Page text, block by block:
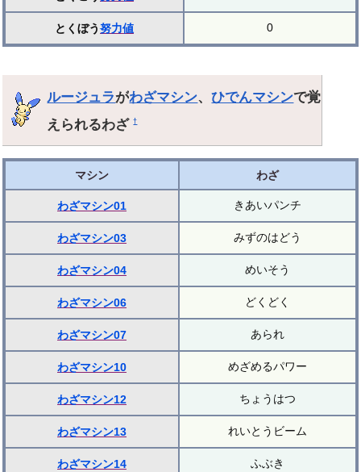
とくぼう努力値 0
ルージュラがわざマシン、ひでんマシンで覚
えられるわざ†
マシン わざ
わざマシン01 きあいパンチ
わざマシン03 みずのはどう
わざマシン04 めいそう
わざマシン06 どくどく
わざマシン07 あられ
わざマシン10 めざめるパワー
わざマシン12 ちょうはつ
わざマシン13 れいとうビーム
わざマシン14 ふぶき